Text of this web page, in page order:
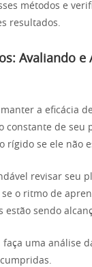
métodos e
resultados.
Avaliando e
a eficácia
constante de seu
rígido se ele não
revisar seu
o ritmo de
estão sendo
faça uma análise